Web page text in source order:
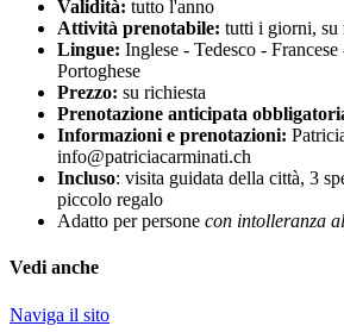
Validità: tutto l'anno
Attività prenotabile: tutti i giorni, su
Lingue: Inglese - Tedesco -
Portoghese
Prezzo: su richiesta
Prenotazione anticipata
Informazioni e prenotazioni:
info@patriciacarminati.ch
Incluso: visita guidata della città, 3
piccolo regalo
Adatto per persone con intolleranza
Vedi anche
Naviga il sito